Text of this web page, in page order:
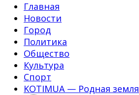
Главная
Новости
Город
Политика
Общество
Культура
Спорт
KOTIMUA — Родная земля